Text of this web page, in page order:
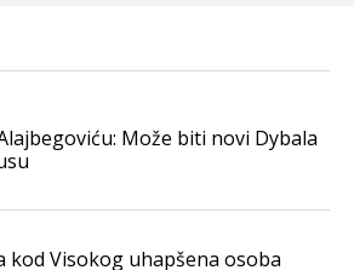
Može biti novi Dybala
kod Visokog uhapšena osoba